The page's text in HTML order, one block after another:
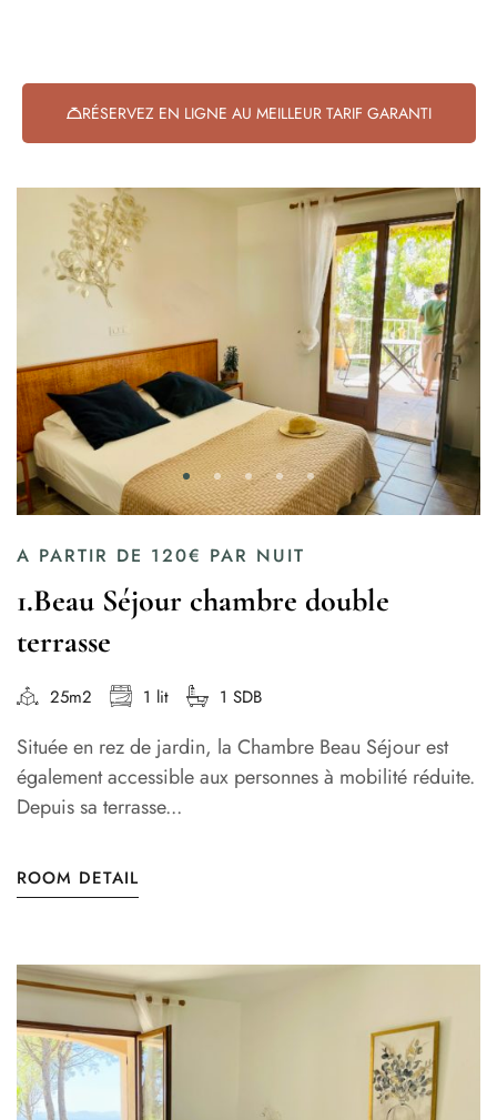
RÉSERVEZ EN LIGNE AU MEILLEUR TARIF GARANTI
A PARTIR DE 120€ PAR NUIT
1.Beau Séjour chambre double
terrasse
25m2 1 lit 1 SDB
Située en rez de jardin, la Chambre Beau Séjour est
également accessible aux personnes à mobilité réduite.
Depuis sa terrasse...
ROOM DETAIL